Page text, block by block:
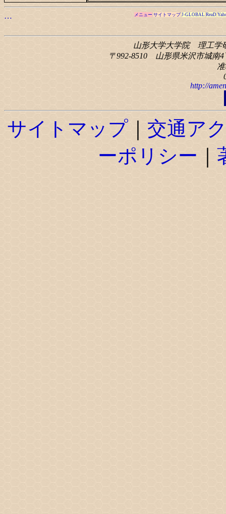
… メニュー サイトマップ J-GLOBAL ReaD
山形大学大学院 理工学
〒992-8510 山形県米沢市城南4
http://
サイトマップ
交通ア
ーポリシー